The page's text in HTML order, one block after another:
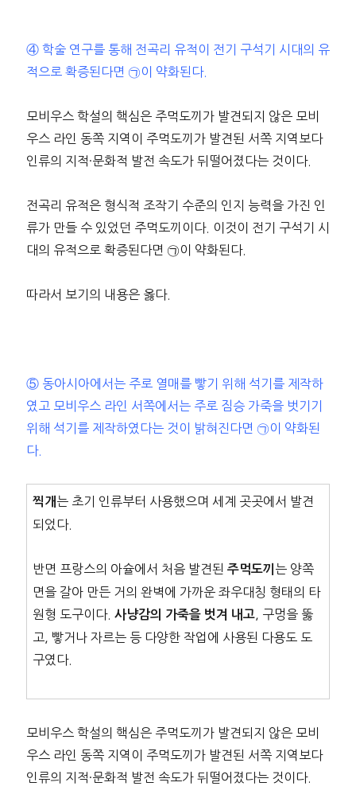
④ 학술 연구를 통해 전곡리 유적이 전기 구석기 시대의 유
적으로 확증된다면 ㉠이 약화된다.
모비우스 학설의 핵심은 주먹도끼가 발견되지 않은 모비
우스 라인 동쪽 지역이 주먹도끼가 발견된 서쪽 지역보다
인류의 지적·문화적 발전 속도가 뒤떨어졌다는 것이다.
전곡리 유적은 형식적 조작기 수준의 인지 능력을 가진 인
류가 만들 수 있었던 주먹도끼이다. 이것이 전기 구석기 시
대의 유적으로 확증된다면 ㉠이 약화된다.
따라서 보기의 내용은 옳다.
⑤ 동아시아에서는 주로 열매를 빻기 위해 석기를 제작하
였고 모비우스 라인 서쪽에서는 주로 짐승 가죽을 벗기기
위해 석기를 제작하였다는 것이 밝혀진다면 ㉠이 약화된
다.
찍개 는 초기 인류부터 사용했으며 세계 곳곳에서 발견
되었다.
반면 프랑스의 아슐에서 처음 발견된 주먹도끼 는 양쪽
면을 갈아 만든 거의 완벽에 가까운 좌우대칭 형태의 타
원형 도구이다. 사냥감의 가죽을 벗겨 내고, 구멍을 뚫
고, 빻거나 자르는 등 다양한 작업에 사용된 다용도 도
구였다.
모비우스 학설의 핵심은 주먹도끼가 발견되지 않은 모비
우스 라인 동쪽 지역이 주먹도끼가 발견된 서쪽 지역보다
인류의 지적·문화적 발전 속도가 뒤떨어졌다는 것이다.